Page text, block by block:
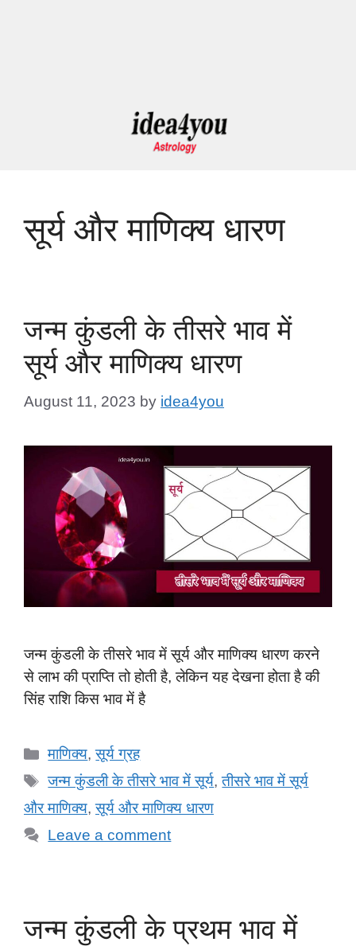
सूर्य और माणिक्य धारण
जन्म कुंडली के तीसरे भाव में
सूर्य और माणिक्य धारण
August 11, 2023 by idea4you
जन्म कुंडली के तीसरे भाव में सूर्य और माणिक्य धारण करने
से लाभ की प्राप्ति तो होती है, लेकिन यह देखना होता है की
सिंह राशि किस भाव में है
Categories
माणिक्य,सूर्य ग्रह
Tags
जन्म कुंडली के तीसरे भाव में सूर्य,तीसरे भाव में सूर्य
और माणिक्य,सूर्य और माणिक्य धारण
Leave a comment
जन्म कुंडली के प्रथम भाव में